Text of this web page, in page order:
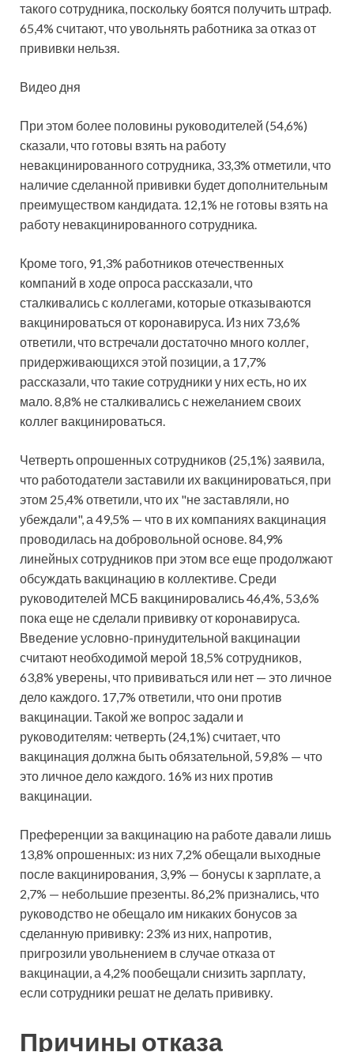
такого сотрудника, поскольку боятся получить штраф.
65,4% считают, что увольнять работника за отказ от
прививки нельзя.
Видео дня
При этом более половины руководителей (54,6%)
сказали, что готовы взять на работу
невакцинированного сотрудника, 33,3% отметили, что
наличие сделанной прививки будет дополнительным
преимуществом кандидата. 12,1% не готовы взять на
работу невакцинированного сотрудника.
Кроме того, 91,3% работников отечественных
компаний в ходе опроса рассказали, что
сталкивались с коллегами, которые отказываются
вакцинироваться от коронавируса. Из них 73,6%
ответили, что встречали достаточно много коллег,
придерживающихся этой позиции, а 17,7%
рассказали, что такие сотрудники у них есть, но их
мало. 8,8% не сталкивались с нежеланием своих
коллег вакцинироваться.
Четверть опрошенных сотрудников (25,1%) заявила,
что работодатели заставили их вакцинироваться, при
этом 25,4% ответили, что их "не заставляли, но
убеждали", а 49,5% — что в их компаниях вакцинация
проводилась на добровольной основе. 84,9%
линейных сотрудников при этом все еще продолжают
обсуждать вакцинацию в коллективе. Среди
руководителей МСБ вакцинировались 46,4%, 53,6%
пока еще не сделали прививку от коронавируса.
Введение условно-принудительной вакцинации
считают необходимой мерой 18,5% сотрудников,
63,8% уверены, что прививаться или нет — это личное
дело каждого. 17,7% ответили, что они против
вакцинации. Такой же вопрос задали и
руководителям: четверть (24,1%) считает, что
вакцинация должна быть обязательной, 59,8% — что
это личное дело каждого. 16% из них против
вакцинации.
Преференции за вакцинацию на работе давали лишь
13,8% опрошенных: из них 7,2% обещали выходные
после вакцинирования, 3,9% — бонусы к зарплате, а
2,7% — небольшие презенты. 86,2% признались, что
руководство не обещало им никаких бонусов за
сделанную прививку: 23% из них, напротив,
пригрозили увольнением в случае отказа от
вакцинации, а 4,2% пообещали снизить зарплату,
если сотрудники решат не делать прививку.
Причины отказа